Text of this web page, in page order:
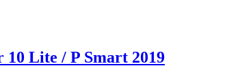
Lite / P Smart 2019